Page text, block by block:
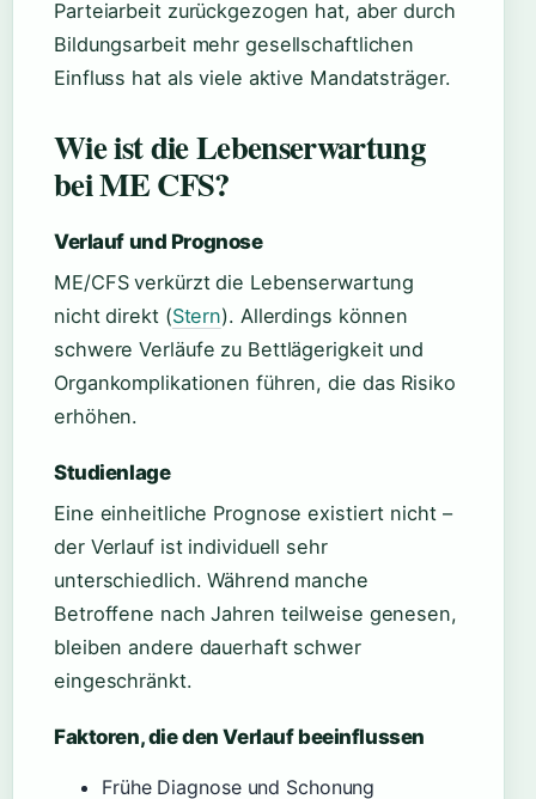
Parteiarbeit zurückgezogen hat, aber durch
Bildungsarbeit mehr gesellschaftlichen
Einfluss hat als viele aktive Mandatsträger.
Wie ist die Lebenserwartung
bei ME CFS?
Verlauf und Prognose
ME/CFS verkürzt die Lebenserwartung
nicht direkt (Stern). Allerdings können
schwere Verläufe zu Bettlägerigkeit und
Organkomplikationen führen, die das Risiko
erhöhen.
Studienlage
Eine einheitliche Prognose existiert nicht –
der Verlauf ist individuell sehr
unterschiedlich. Während manche
Betroffene nach Jahren teilweise genesen,
bleiben andere dauerhaft schwer
eingeschränkt.
Faktoren, die den Verlauf beeinflussen
Frühe Diagnose und Schonung